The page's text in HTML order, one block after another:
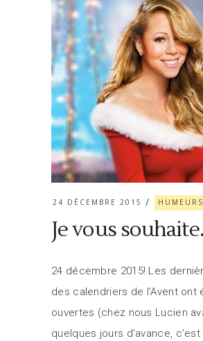
24 DÉCEMBRE 2015 HUMEURS
Je vous
24 décembre 2015! Les
des calendriers de l'Avent ont
ouvertes (chez nous Lucien
quelques jours d'avance,